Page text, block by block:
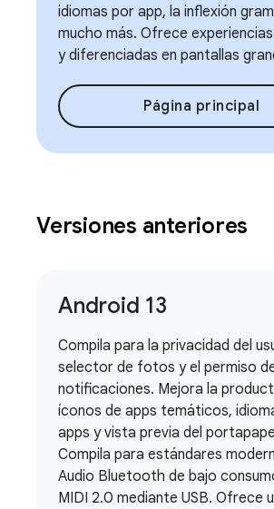
idiomas por app, la inflexión
mucho más. Ofrece
y diferenciadas en pantallas
Página principal
Versiones anteriores
Android 13
Compila para la privacidad del
selector de fotos y el permiso
notificaciones. Mejora la
íconos de apps temáticos,
apps y vista previa del
Compila para estándares
Audio Bluetooth de bajo
MIDI 2.0 mediante USB. Ofrece